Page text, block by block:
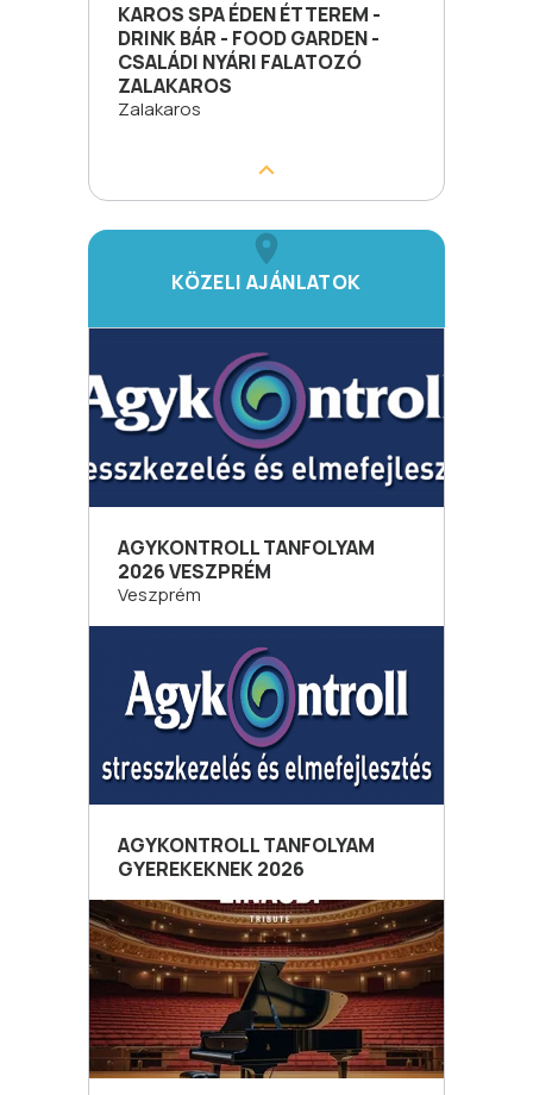
KAROS SPA ÉDEN ÉTTEREM -
DRINK BÁR - FOOD GARDEN -
CSALÁDI NYÁRI FALATOZÓ
ZALAKAROS
Zalakaros
KÖZELI AJÁNLATOK
AGYKONTROLL TANFOLYAM
2026 VESZPRÉM
Veszprém
AGYKONTROLL TANFOLYAM
GYEREKEKNEK 2026